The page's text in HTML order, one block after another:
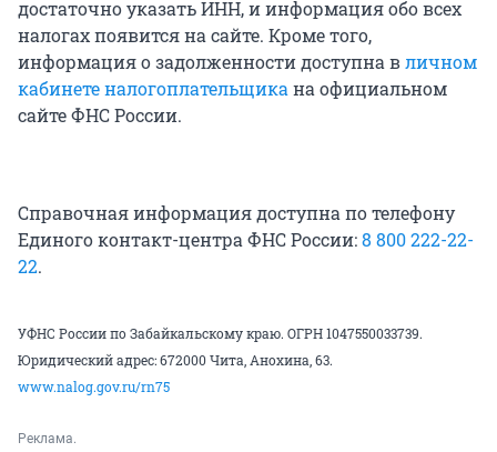
достаточно указать ИНН, и информация обо всех
налогах появится на сайте. Кроме того,
информация о задолженности доступна вличном
кабинете налогоплательщикана официальном
сайте ФНС России.
Справочная информация доступна по телефону
Единого контакт-центра ФНС России:8 800 222-22-
22.
УФНС России по Забайкальскому краю. ОГРН 1047550033739.
Юридический адрес: 672000 Чита, Анохина, 63.
www.nalog.gov.ru/rn75
Реклама.